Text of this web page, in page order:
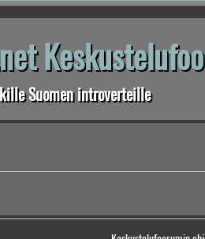
Suomen introverteille